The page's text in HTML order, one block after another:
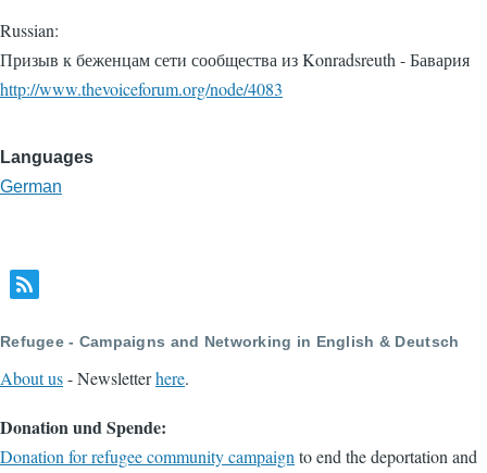
Russian:
Призыв к беженцам сети сообщества из Konradsreuth - Бавария
http://www.thevoiceforum.org/node/4083
Languages
German
Refugee - Campaigns and Networking in English & Deutsch
About us- Newsletterhere.
Donation und Spende:
Donation for refugee community campaignto end the deportation and